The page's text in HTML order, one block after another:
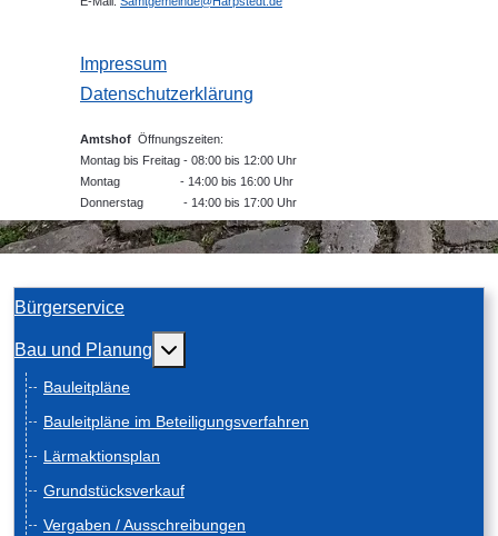
Impressum
Datenschutzerklärung
Amtshof Öffnungszeiten:
Montag bis Freitag - 08:00 bis 12:00 Uhr
Montag - 14:00 bis 16:00 Uhr
Donnerstag - 14:00 bis 17:00 Uhr
Bürgerservice
Bau und Planung Weitere Informationen: Bau und Planung
Bauleitpläne
Bauleitpläne im Beteiligungsverfahren
Lärmaktionsplan
Grundstücksverkauf
Vergaben / Ausschreibungen